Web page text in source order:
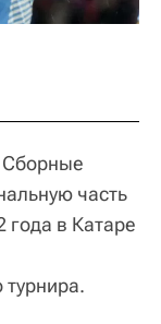
Сборные
часть
года в Катаре